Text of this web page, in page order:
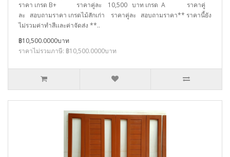
ราคา เกรด B+ ราคาคู่ละ 10,500 บาท เกรด A ราคาคู่
ละ สอบถามราคา เกรดไม้สักเก่า ราคาคู่ละ สอบถามราคา** ราคานี้ยัง
ไม่รวมค่าทำสีเเละค่าจัดส่ง **..
฿10,500.0000บาท
ราคาไม่รวมภาษี: ฿10,500.0000บาท